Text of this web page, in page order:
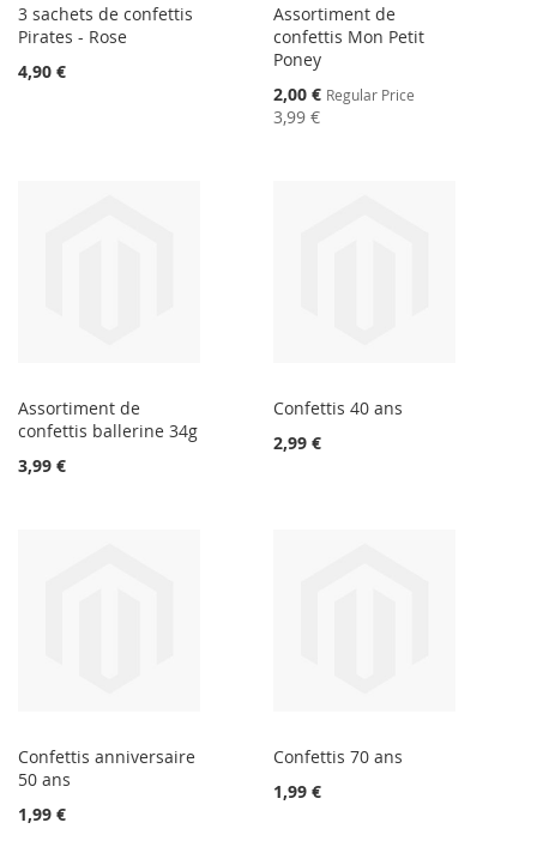
3 sachets de confettis
Pirates - Rose
4,90 €
Assortiment de
confettis Mon Petit
Poney
Special
Price
2,00 € Regular Price
3,99 €
Assortiment de
confettis ballerine 34g
3,99 €
Confettis 40 ans
2,99 €
Confettis anniversaire
50 ans
1,99 €
Confettis 70 ans
1,99 €